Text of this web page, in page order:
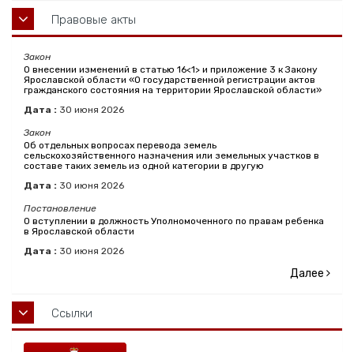
Правовые акты
Закон
О внесении изменений в статью 16<1> и приложение 3 к Закону
Ярославской области «О государственной регистрации актов
гражданского состояния на территории Ярославской области»
Дата : 30 июня 2026
Закон
Об отдельных вопросах перевода земель
сельскохозяйственного назначения или земельных участков в
составе таких земель из одной категории в другую
Дата : 30 июня 2026
Постановление
О вступлении в должность Уполномоченного по правам ребенка
в Ярославской области
Дата : 30 июня 2026
Далее
Ссылки